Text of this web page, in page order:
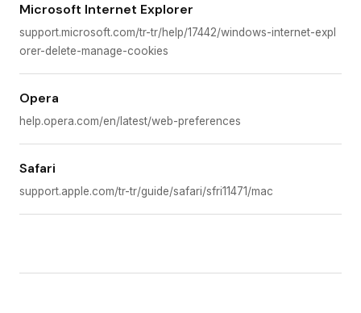
Microsoft Internet Explorer
support.microsoft.com/tr-tr/help/17442/windows-internet-expl
orer-delete-manage-cookies
Opera
help.opera.com/en/latest/web-preferences
Safari
support.apple.com/tr-tr/guide/safari/sfri11471/mac